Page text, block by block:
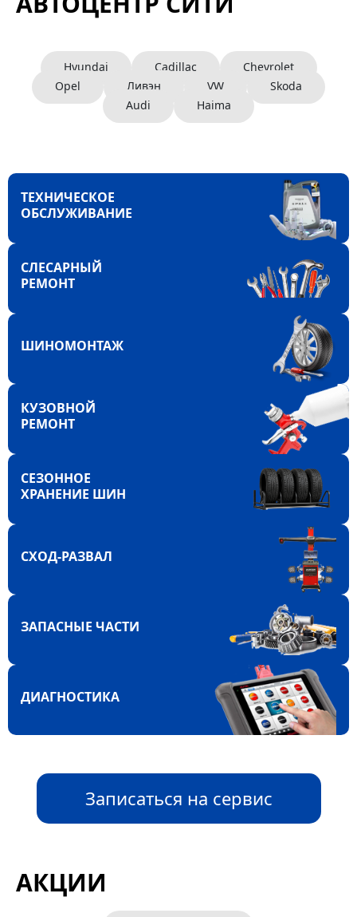
Hyundai Cadillac
Chevrolet
Opel
Ливэн VW
Skoda
Audi
Haima
ТЕХНИЧЕСКОЕ
ОБСЛУЖИВАНИЕ
СЛЕСАРНЫЙ
РЕМОНТ
ШИНОМОНТАЖ
КУЗОВНОЙ
РЕМОНТ
СЕЗОННОЕ
ХРАНЕНИЕ ШИН
СХОД-РАЗВАЛ
ЗАПАСНЫЕ ЧАСТИ
ДИАГНОСТИКА
Записаться на сервис
АКЦИИ